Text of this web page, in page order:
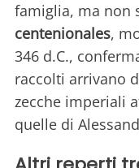
famiglia, ma non
centenionales,
346 d.C.,
raccolti arrivano
zecche imperiali
quelle di